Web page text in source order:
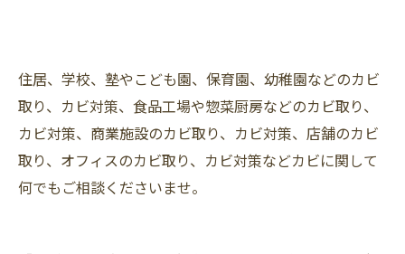
住居、学校、塾やこども園、保育園、幼稚園などのカビ
取り、カビ対策、食品工場や惣菜厨房などのカビ取り、
カビ対策、商業施設のカビ取り、カビ対策、店舗のカビ
取り、オフィスのカビ取り、カビ対策などカビに関して
何でもご相談くださいませ。